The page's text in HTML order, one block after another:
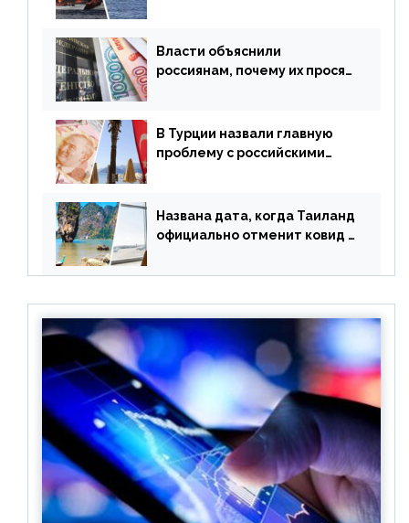
Власти объяснили
россиянам, почему их просят
В Турции назвали главную
проблему с российскими
Названа дата, когда Таиланд
официально отменит ковид и